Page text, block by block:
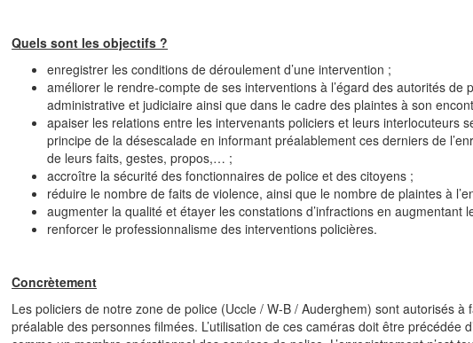
Quels sont les objectifs ?
enregistrer les conditions de déroulement d’une intervention ;
améliorer le rendre-compte de ses interventions à l’égard des autorités de
administrative et judiciaire ainsi que dans le cadre des plaintes à son
apaiser les relations entre les intervenants policiers et leurs interlocuteurs
principe de la désescalade en informant préalablement ces derniers de
de leurs faits, gestes, propos,… ;
accroître la sécurité des fonctionnaires de police et des citoyens ;
réduire le nombre de faits de violence, ainsi que le nombre de plaintes à
augmenter la qualité et étayer les constations d’infractions en augmentant
renforcer le professionnalisme des interventions policières.
Concrètement
Les policiers de notre zone de police (Uccle / W-B / Auderghem) sont autorisés à
préalable des personnes filmées. L’utilisation de ces caméras doit être précédée